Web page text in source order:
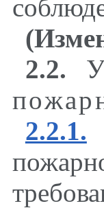
2.2.
2.2.1.